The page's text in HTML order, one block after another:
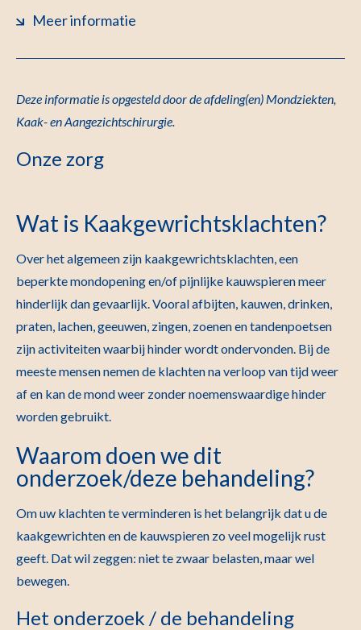
Meer informatie
Deze informatie is opgesteld door de afdeling(en) Mondziekten,
Kaak- en Aangezichtschirurgie.
Onze zorg
Wat is Kaakgewrichtsklachten?
Over het algemeen zijn kaakgewrichtsklachten, een
beperkte mondopening en/of pijnlijke kauwspieren meer
hinderlijk dan gevaarlijk. Vooral afbijten, kauwen, drinken,
praten, lachen, geeuwen, zingen, zoenen en tandenpoetsen
zijn activiteiten waarbij hinder wordt ondervonden. Bij de
meeste mensen nemen de klachten na verloop van tijd weer
af en kan de mond weer zonder noemenswaardige hinder
worden gebruikt.
Waarom doen we dit
onderzoek/deze behandeling?
Om uw klachten te verminderen is het belangrijk dat u de
kaakgewrichten en de kauwspieren zo veel mogelijk rust
geeft. Dat wil zeggen: niet te zwaar belasten, maar wel
bewegen.
Het onderzoek / de behandeling